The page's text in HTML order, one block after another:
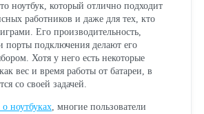
ноутбук, который отлично подходит
работников и даже для тех, кто
Его производительность,
порты подключения делают его
Хотя у него есть некоторые
вес и время работы от батареи, в
со своей задачей.
ноутбуках, многие пользователи